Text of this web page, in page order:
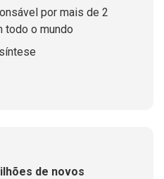
por mais de 2
todo o mundo
de novos